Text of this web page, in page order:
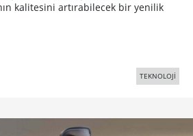
kalitesini artırabilecek bir yenilik
TEKNOLOJİ